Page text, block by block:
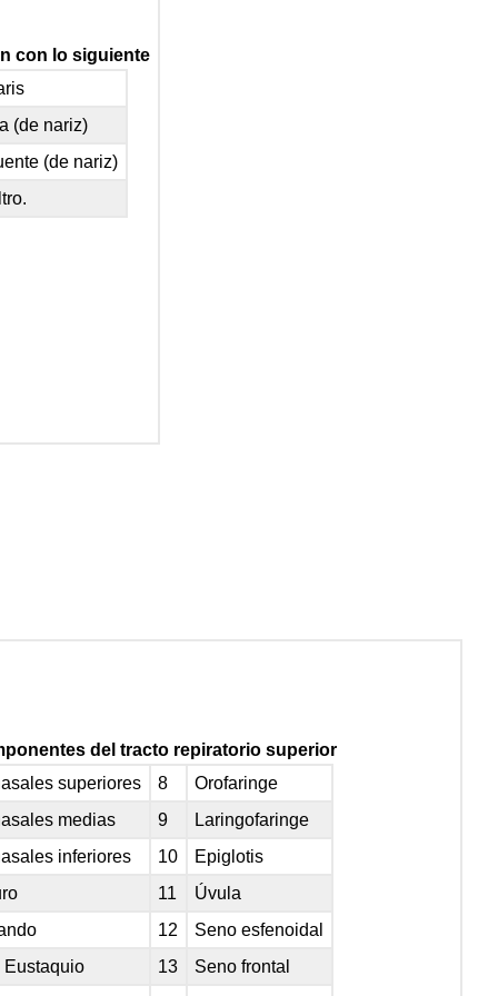
con lo siguiente
(de nariz)
(de nariz)
del tracto repiratorio superior
superiores 8
Orofaringe
medias 9
Laringofaringe
inferiores 10
Epiglotis
11
Úvula
12
Seno esfenoidal
Eustaquio 13
Seno frontal